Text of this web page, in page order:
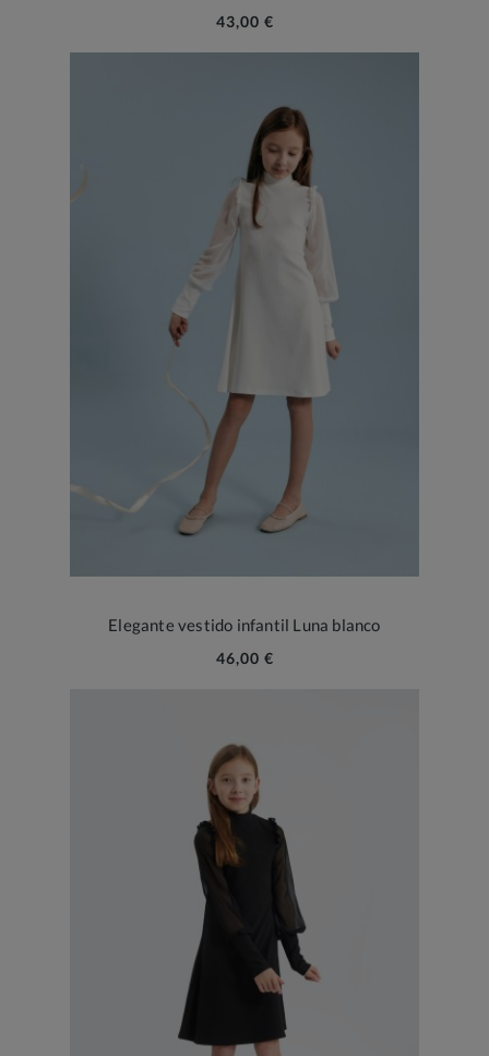
43,00 €
Elegante vestido infantil Luna blanco
46,00 €